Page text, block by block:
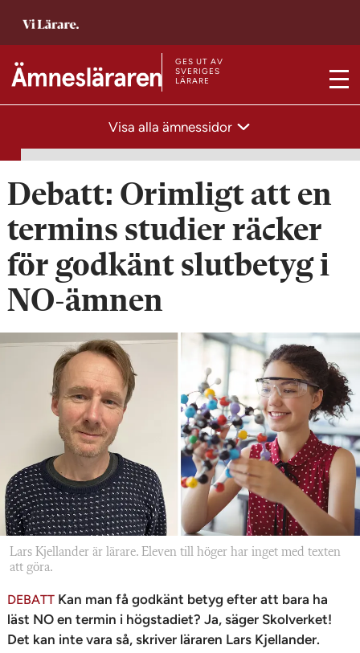
l
s
a
i
d
n
T
i
s
t
a
r
i
GES UT AV
SVERIGES
LÄRARE
M
Visa alla ämnessidor
Debatt: Orimligt att en
termins studier räcker
för godkänt slutbetyg i
NO-ämnen
Lars Kjellander är lärare. Eleven till höger har inget med texten
att göra.
DEBATT Kan man få godkänt betyg efter att bara ha
läst NO en termin i högstadiet? Ja, säger Skolverket!
Det kan inte vara så, skriver läraren Lars Kjellander.